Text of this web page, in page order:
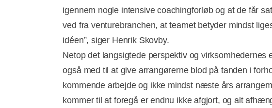
igennem nogle intensive coachingforløb og at de får
ved fra venturebranchen, at teamet betyder mindst
idéen”, siger Henrik Skovby.
Netop det langsigtede perspektiv og virksomhedernes
også med til at give arrangørerne blod på tanden i
kommende arbejde og ikke mindst næste års
kommer til at foregå er endnu ikke afgjort, og alt